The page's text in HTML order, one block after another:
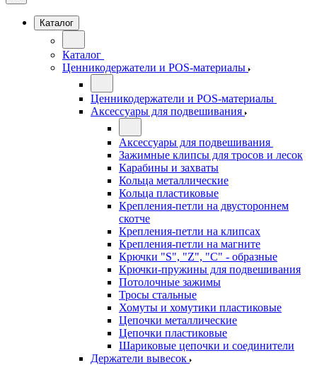
Каталог
Каталог
Ценникодержатели и POS-материалы
Ценникодержатели и POS-материалы
Аксессуары для подвешивания
Аксессуары для подвешивания
Зажимные клипсы для тросов и лесок
Карабины и захваты
Кольца металлические
Кольца пластиковые
Крепления-петли на двустороннем
скотче
Крепления-петли на клипсах
Крепления-петли на магните
Крючки "S", "Z", "C" - образные
Крючки-пружины для подвешивания
Потолочные зажимы
Тросы стальные
Хомуты и хомутики пластиковые
Цепочки металлические
Цепочки пластиковые
Шариковые цепочки и соединители
Держатели вывесок